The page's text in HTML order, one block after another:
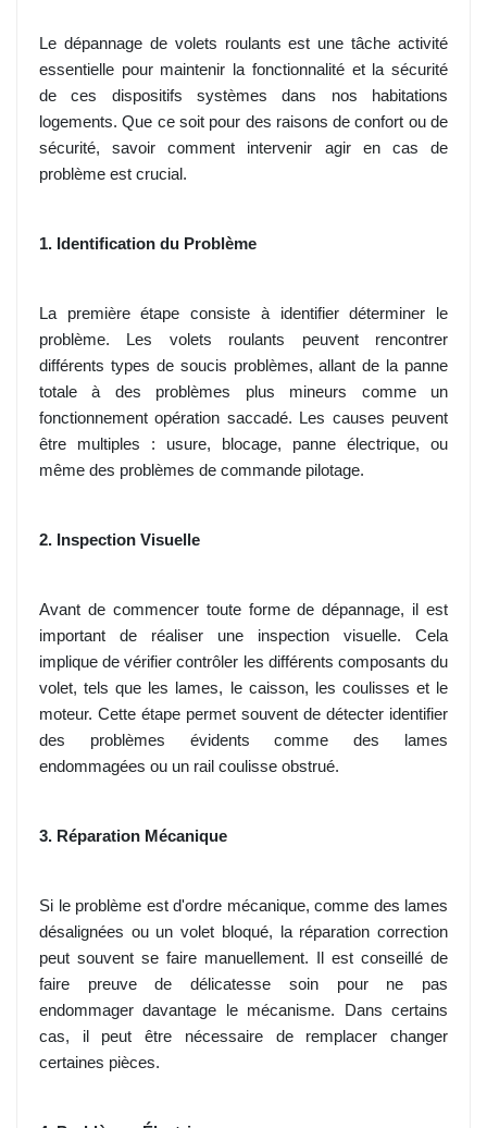
Le dépannage de volets roulants est une tâche activité
essentielle pour maintenir la fonctionnalité et la sécurité
de ces dispositifs systèmes dans nos habitations
logements. Que ce soit pour des raisons de confort ou de
sécurité, savoir comment intervenir agir en cas de
problème est crucial.
1. Identification du Problème
La première étape consiste à identifier déterminer le
problème. Les volets roulants peuvent rencontrer
différents types de soucis problèmes, allant de la panne
totale à des problèmes plus mineurs comme un
fonctionnement opération saccadé. Les causes peuvent
être multiples : usure, blocage, panne électrique, ou
même des problèmes de commande pilotage.
2. Inspection Visuelle
Avant de commencer toute forme de dépannage, il est
important de réaliser une inspection visuelle. Cela
implique de vérifier contrôler les différents composants du
volet, tels que les lames, le caisson, les coulisses et le
moteur. Cette étape permet souvent de détecter identifier
des problèmes évidents comme des lames
endommagées ou un rail coulisse obstrué.
3. Réparation Mécanique
Si le problème est d'ordre mécanique, comme des lames
désalignées ou un volet bloqué, la réparation correction
peut souvent se faire manuellement. Il est conseillé de
faire preuve de délicatesse soin pour ne pas
endommager davantage le mécanisme. Dans certains
cas, il peut être nécessaire de remplacer changer
certaines pièces.